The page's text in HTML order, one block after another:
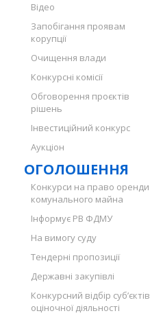
Відео
Запобігання проявам
корупції
Очищення влади
Конкурсні комісії
Обговорення проєктів
рішень
Інвестиційний конкурс
Аукціон
ОГОЛОШЕННЯ
Конкурси на право оренди
комунального майна
Інформує РВ ФДМУ
На вимогу суду
Тендерні пропозиції
Державні закупівлі
Конкурсний відбір суб’єктів
оціночної діяльності